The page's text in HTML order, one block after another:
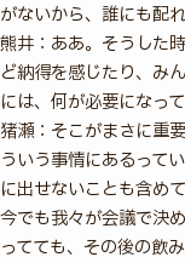
がないから、誰にも配
熊井：ああ。そうした
ど納得を感じたり、み
には、何が必要になっ
猪瀬：そこがまさに重
ういう事情にあるって
に出せないことも含め
今でも我々が会議で決
ってても、その後の飲